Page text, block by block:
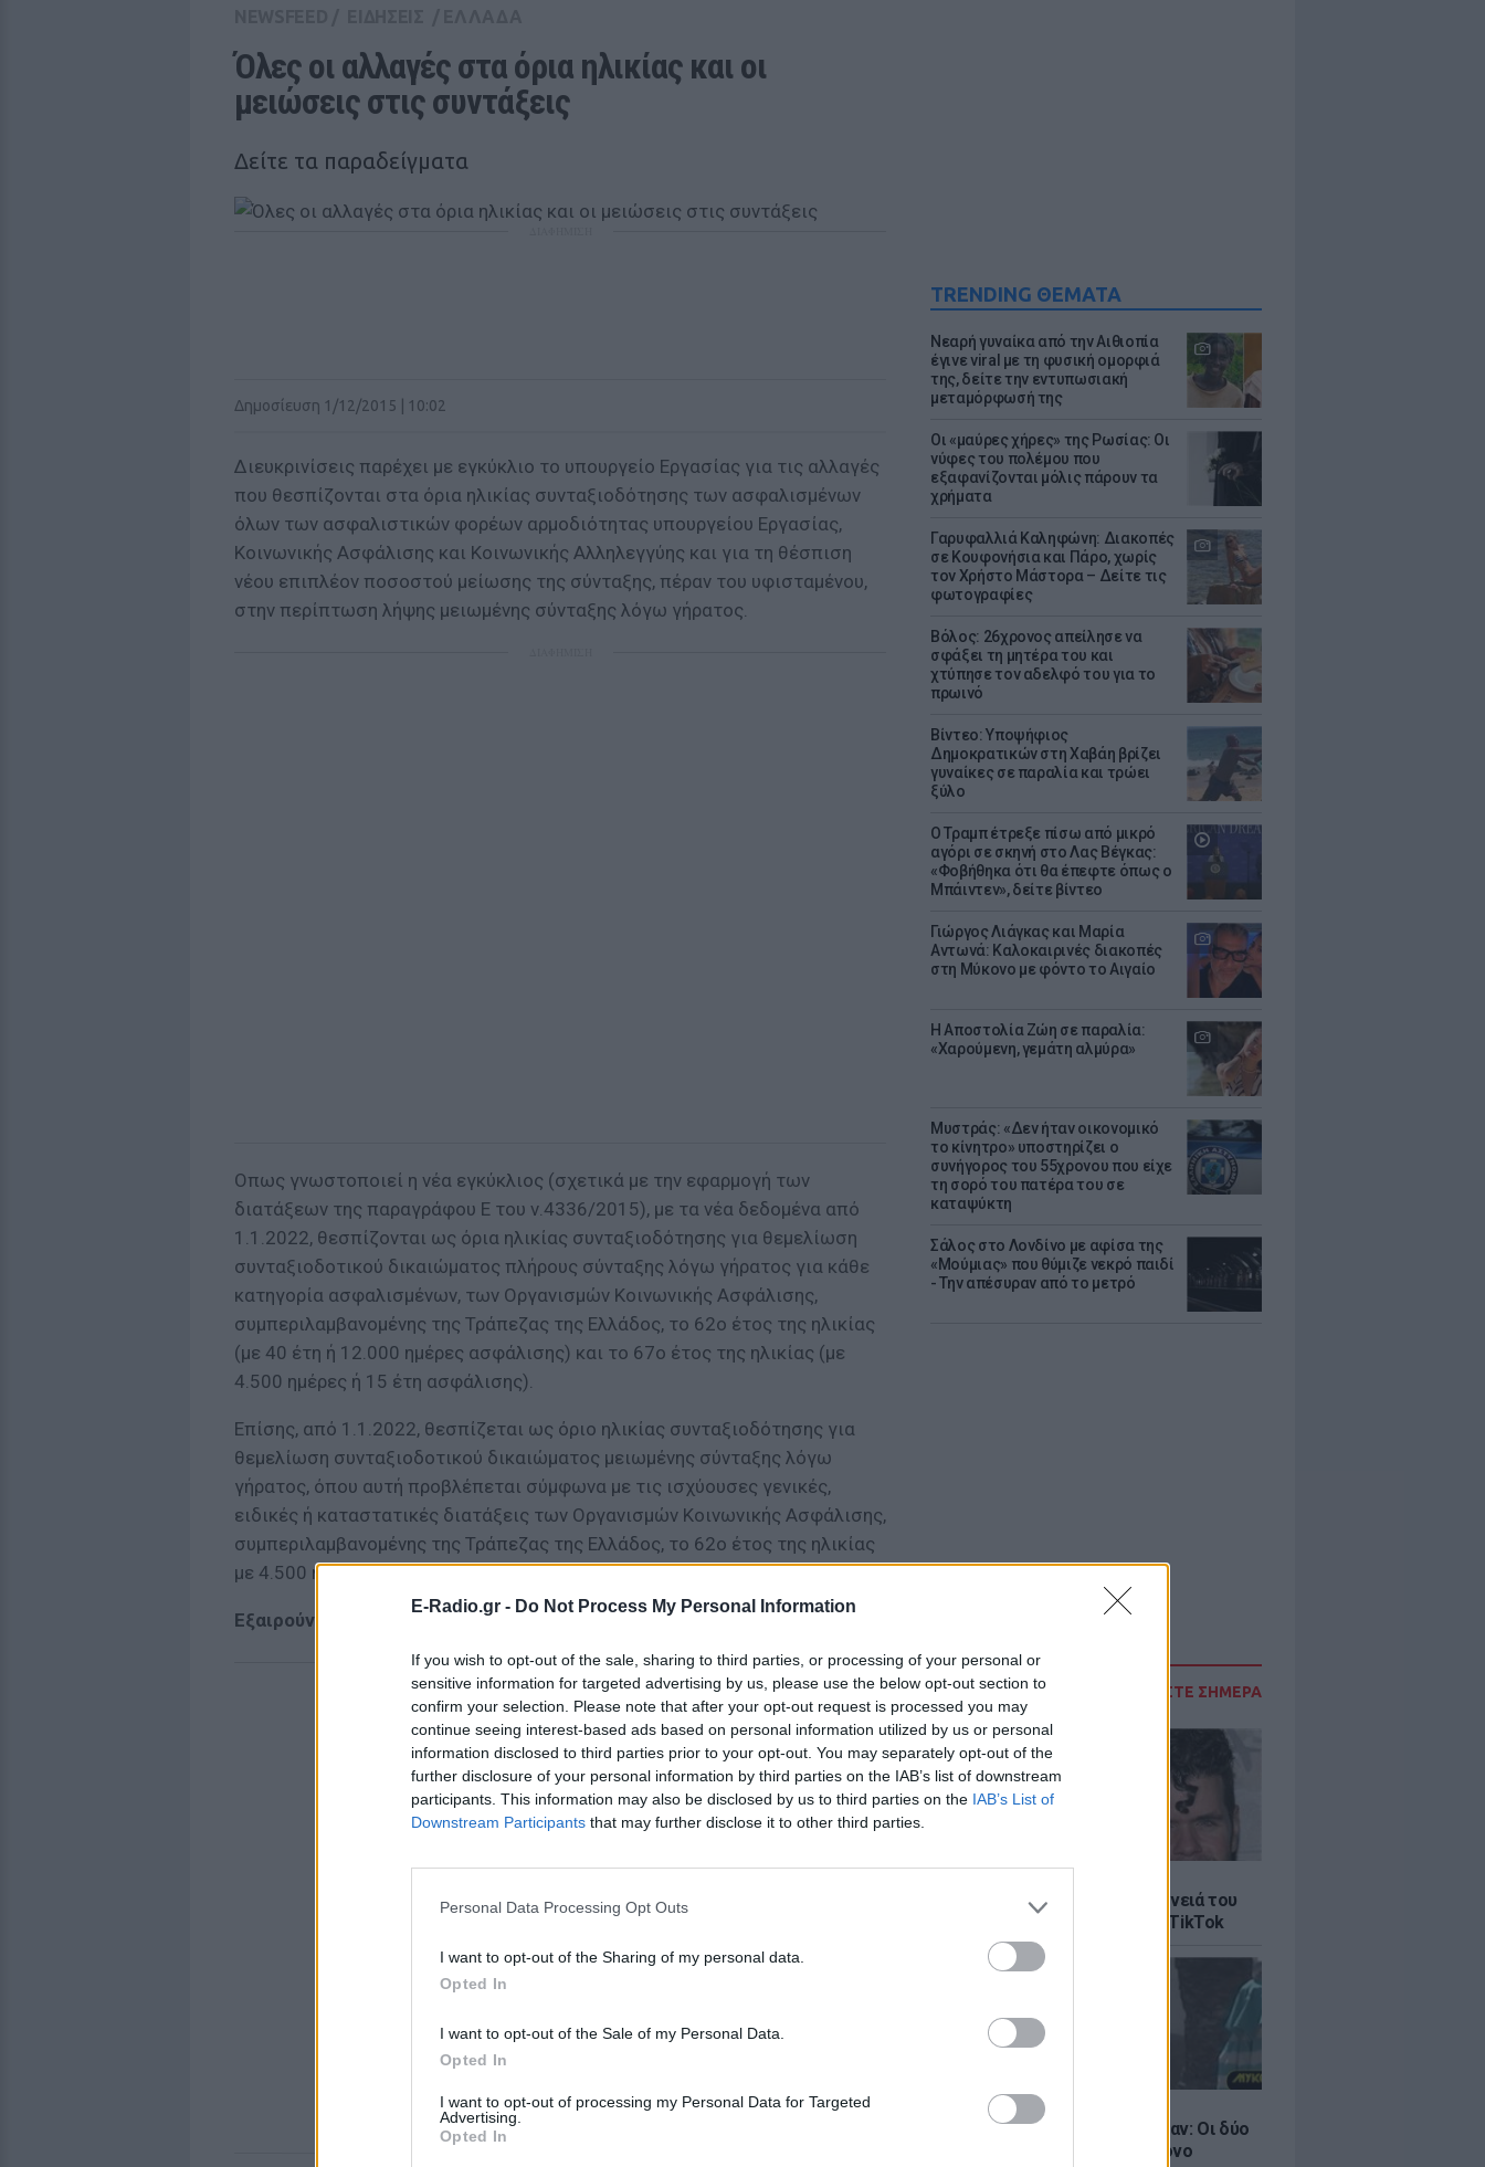
E-Radio.gr - Do Not Process My Personal Information
If you wish to opt-out of the sale, sharing to third parties, or processing of your personal or
sensitive information for targeted advertising by us, please use the below opt-out section to
confirm your selection. Please note that after your opt-out request is processed you may
continue seeing interest-based ads based on personal information utilized by us or personal
information disclosed to third parties prior to your opt-out. You may separately opt-out of the
further disclosure of your personal information by third parties on the IAB’s list of downstream
participants. This information may also be disclosed by us to third parties on the IAB’s List of
Downstream Participants that may further disclose it to other third parties.
Personal Data Processing Opt Outs
I want to opt-out of the Sharing of my personal data.
Opted In
I want to opt-out of the Sale of my Personal Data.
Opted In
I want to opt-out of processing my Personal Data for Targeted
Advertising.
Opted In
TRENDING ΘΕΜΑΤΑ
Νεαρή γυναίκα από την Αιθιοπία
έγινε viral με τη φυσική ομορφιά
της, δείτε την εντυπωσιακή
μεταμόρφωσή της
Οι «μαύρες χήρες» της Ρωσίας: Οι
νύφες του πολέμου που
εξαφανίζονται μόλις πάρουν τα
χρήματα
Γαρυφαλλιά Καληφώνη: Διακοπές
σε Κουφονήσια και Πάρο, χωρίς
τον Χρήστο Μάστορα – Δείτε τις
φωτογραφίες
Βόλος: 26χρονος απείλησε να
σφάξει τη μητέρα του και
χτύπησε τον αδελφό του για το
πρωινό
Βίντεο: Υποψήφιος
Δημοκρατικών στη Χαβάη βρίζει
γυναίκες σε παραλία και τρώει
ξύλο
Ο Τραμπ έτρεξε πίσω από μικρό
αγόρι σε σκηνή στο Λας Βέγκας:
«Φοβήθηκα ότι θα έπεφτε όπως ο
Μπάιντεν», δείτε βίντεο
Γιώργος Λιάγκας και Μαρία
Αντωνά: Καλοκαιρινές διακοπές
στη Μύκονο με φόντο το Αιγαίο
Η Αποστολία Ζώη σε παραλία:
«Χαρούμενη, γεμάτη αλμύρα»
Μυστράς: «Δεν ήταν οικονομικό
το κίνητρο» υποστηρίζει ο
συνήγορος του 55χρονου που είχε
τη σορό του πατέρα του σε
καταψύκτη
Σάλος στο Λονδίνο με αφίσα της
«Μούμιας» που θύμιζε νεκρό παιδί
- Την απέσυραν από το μετρό
ΔΙΑΒΑΣΤΕ ΣΗΜΕΡΑ
Πέρεζ Χίλτον: Τι λέει η οικογένειά του
μετά το σοκαριστικό live στο TikTok
LIFESTYLE
Ζόε Σαλντάνα και Νικόλ Κίντμαν: Οι δύο
σταρ του Χόλιγουντ στη Μύκονο
Όλες οι αλλαγές στα όρια ηλικίας και οι
μειώσεις στις συντάξεις
Δείτε τα παραδείγματα
Δημοσίευση 1/12/2015 | 10:02
Διευκρινίσεις παρέχει με εγκύκλιο το υπουργείο Εργασίας για τις αλλαγές
που θεσπίζονται στα όρια ηλικίας συνταξιοδότησης των ασφαλισμένων
όλων των ασφαλιστικών φορέων αρμοδιότητας υπουργείου Εργασίας,
Κοινωνικής Ασφάλισης και Κοινωνικής Αλληλεγγύης και για τη θέσπιση
νέου επιπλέον ποσοστού μείωσης της σύνταξης, πέραν του υφισταμένου,
στην περίπτωση λήψης μειωμένης σύνταξης λόγω γήρατος.
Οπως γνωστοποιεί η νέα εγκύκλιος (σχετικά με την εφαρμογή των
διατάξεων της παραγράφου Ε του ν.4336/2015), με τα νέα δεδομένα από
1.1.2022, θεσπίζονται ως όρια ηλικίας συνταξιοδότησης για θεμελίωση
συνταξιοδοτικού δικαιώματος πλήρους σύνταξης λόγω γήρατος για κάθε
κατηγορία ασφαλισμένων, των Οργανισμών Κοινωνικής Ασφάλισης,
συμπεριλαμβανομένης της Τράπεζας της Ελλάδος, το 62ο έτος της ηλικίας
(με 40 έτη ή 12.000 ημέρες ασφάλισης) και το 67ο έτος της ηλικίας (με
4.500 ημέρες ή 15 έτη ασφάλισης).
Επίσης, από 1.1.2022, θεσπίζεται ως όριο ηλικίας συνταξιοδότησης για
θεμελίωση συνταξιοδοτικού δικαιώματος μειωμένης σύνταξης λόγω
γήρατος, όπου αυτή προβλέπεται σύμφωνα με τις ισχύουσες γενικές,
ειδικές ή καταστατικές διατάξεις των Οργανισμών Κοινωνικής Ασφάλισης,
συμπεριλαμβανομένης της Τράπεζας της Ελλάδος, το 62ο έτος της ηλικίας
με 4.500 ημέρες ή 15 έτη ασφάλισης.
Εξαιρούνται από την αύξηση των ορίων ηλικίας συνταξιοδότησης:
ΔΙΑΦΗΜΙΣΗ